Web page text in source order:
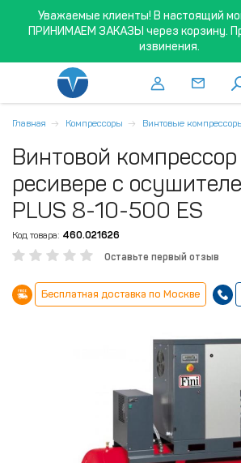
Уважаемые клиенты! В настоящий
ПРИНИМАЕМ ЗАКАЗЫ через корзину.
извинения.
Главная Компрессоры Винтовые
Винтовой
ресивере с
PLUS 8-10-500 ES
Код товара: 460.021626
Оставьте первый отзыв
Бесплатная доставка по Москве